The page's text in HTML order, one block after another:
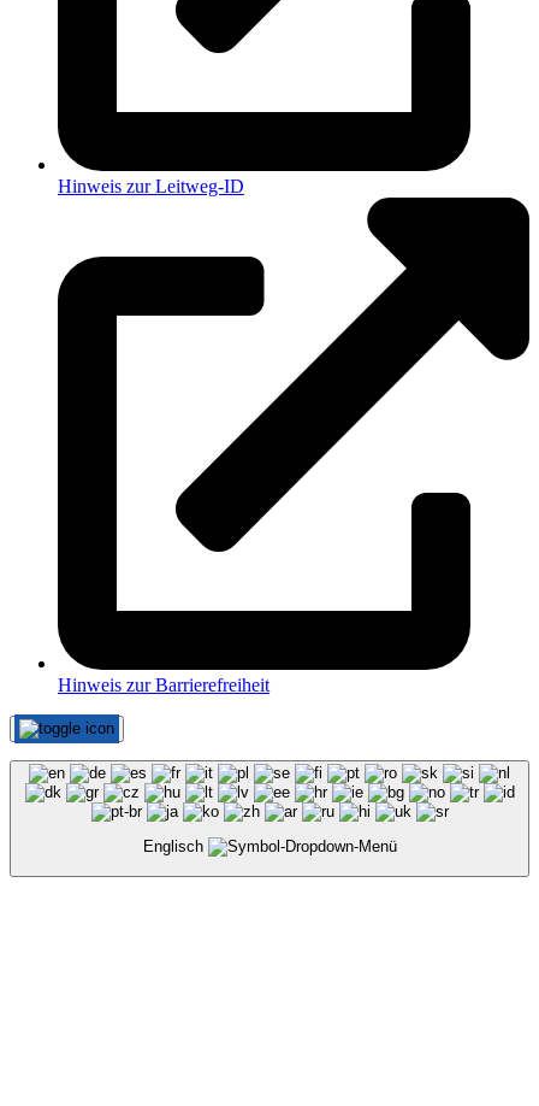
Hinweis zur Leitweg-ID
Hinweis zur Barrierefreiheit
Englisch